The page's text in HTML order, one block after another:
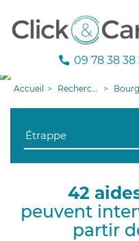
09 78 38 38
Accueil Recherche aide à domicile Bourgogne-Franche-
42
peuvent
partir